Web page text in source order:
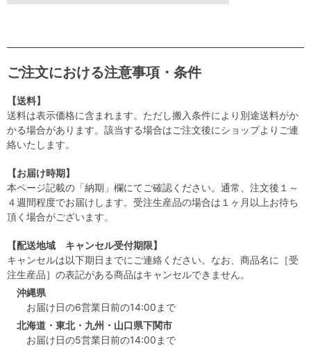
ご注文における注意事項・条件
【送料】
送料は表示価格に含まれます。ただし搬入条件により別途送料がか
かる場合があります。該当する場合はご注文後にショップよりご連
絡いたします。
【お届け時期】
本ページ記載の「納期」欄にてご確認ください。通常、注文後１～
４週間程度でお届けします。受注生産品の場合は１ヶ月以上お待ち
頂く場合がございます。
【配送地域 キャンセル受付期限】
キャンセルは以下期日までにご連絡ください。なお、商品名に［受
注生産品］の表記がある商品はキャンセルできません。
沖縄県
お届け日の6営業日前の14:00まで
北海道・東北・九州・山口県下関市
お届け日の5営業日前の14:00まで